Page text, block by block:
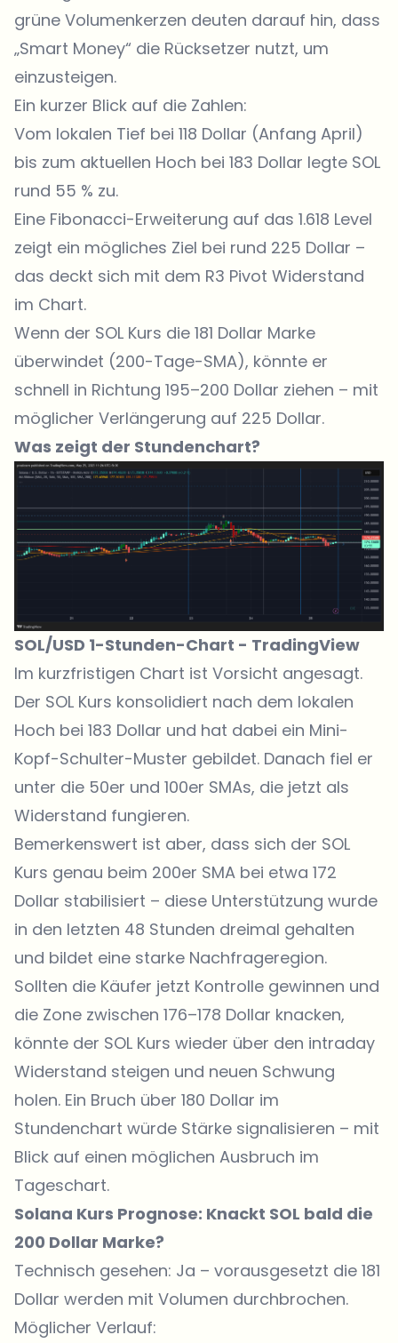
grüne Volumenkerzen deuten darauf hin, dass
„Smart Money“ die Rücksetzer nutzt, um
einzusteigen.
Ein kurzer Blick auf die Zahlen:
Vom lokalen Tief bei 118 Dollar (Anfang April)
bis zum aktuellen Hoch bei 183 Dollar legte SOL
rund 55 % zu.
Eine Fibonacci-Erweiterung auf das 1.618 Level
zeigt ein mögliches Ziel bei rund 225 Dollar –
das deckt sich mit dem R3 Pivot Widerstand
im Chart.
Wenn der SOL Kurs die 181 Dollar Marke
überwindet (200-Tage-SMA), könnte er
schnell in Richtung 195–200 Dollar ziehen – mit
möglicher Verlängerung auf 225 Dollar.
Was zeigt der Stundenchart?
SOL/USD 1-Stunden-Chart - TradingView
Im kurzfristigen Chart ist Vorsicht angesagt.
Der SOL Kurs konsolidiert nach dem lokalen
Hoch bei 183 Dollar und hat dabei ein Mini-
Kopf-Schulter-Muster gebildet. Danach fiel er
unter die 50er und 100er SMAs, die jetzt als
Widerstand fungieren.
Bemerkenswert ist aber, dass sich der SOL
Kurs genau beim 200er SMA bei etwa 172
Dollar stabilisiert – diese Unterstützung wurde
in den letzten 48 Stunden dreimal gehalten
und bildet eine starke Nachfrageregion.
Sollten die Käufer jetzt Kontrolle gewinnen und
die Zone zwischen 176–178 Dollar knacken,
könnte der SOL Kurs wieder über den intraday
Widerstand steigen und neuen Schwung
holen. Ein Bruch über 180 Dollar im
Stundenchart würde Stärke signalisieren – mit
Blick auf einen möglichen Ausbruch im
Tageschart.
Solana Kurs Prognose: Knackt SOL bald die
200 Dollar Marke?
Technisch gesehen: Ja – vorausgesetzt die 181
Dollar werden mit Volumen durchbrochen.
Möglicher Verlauf: